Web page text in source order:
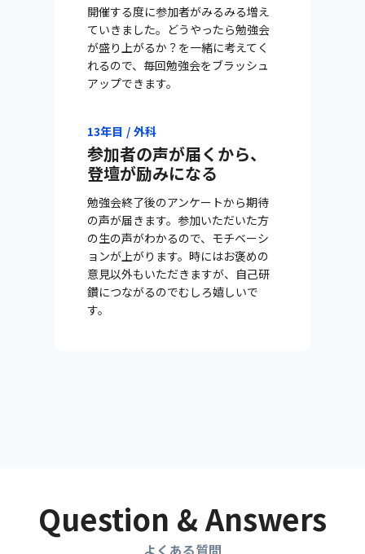
開催する度に参加者がみるみる増え
ていきました。どうやったら勉強会
が盛り上がるか？を一緒に考えてく
れるので、毎回勉強会をブラッシュ
アップできます。
13年目 / 外科
参加者の声が届くから、
登壇が励みになる
勉強会終了後のアンケートから期待
の声が届きます。参加いただいた方
の生の声がわかるので、モチベーシ
ョンが上がります。時にはお褒めの
意見以外もいただきますが、自己研
鑽につながるのでむしろ嬉しいで
す。
Question & Answers
よくある質問